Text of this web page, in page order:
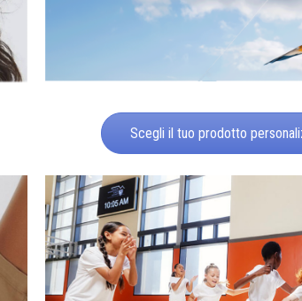
Scegli il tuo prodotto